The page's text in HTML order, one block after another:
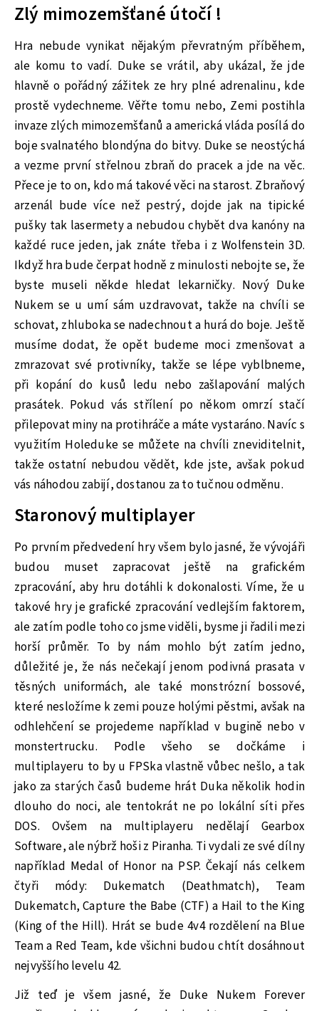
Zlý mimozemšťané útočí !
Hra nebude vynikat nějakým převratným příběhem,
ale komu to vadí. Duke se vrátil, aby ukázal, že jde
hlavně o pořádný zážitek ze hry plné adrenalinu, kde
prostě vydechneme. Věřte tomu nebo, Zemi postihla
invaze zlých mimozemšťanů a americká vláda posílá do
boje svalnatého blondýna do bitvy. Duke se neostýchá
a vezme první střelnou zbraň do pracek a jde na věc.
Přece je to on, kdo má takové věci na starost. Zbraňový
arzenál bude více než pestrý, dojde jak na tipické
pušky tak lasermety a nebudou chybět dva kanóny na
každé ruce jeden, jak znáte třeba i z Wolfenstein 3D.
Ikdyž hra bude čerpat hodně z minulosti nebojte se, že
byste museli někde hledat lekarničky. Nový Duke
Nukem se u umí sám uzdravovat, takže na chvíli se
schovat, zhluboka se nadechnout a hurá do boje. Ještě
musíme dodat, že opět budeme moci zmenšovat a
zmrazovat své protivníky, takže se lépe vyblbneme,
při kopání do kusů ledu nebo zašlapování malých
prasátek. Pokud vás střílení po někom omrzí stačí
přilepovat miny na protihráče a máte vystaráno. Navíc s
využitím Holeduke se můžete na chvíli zneviditelnit,
takže ostatní nebudou vědět, kde jste, avšak pokud
vás náhodou zabijí, dostanou za to tučnou odměnu.
Staronový multiplayer
Po prvním předvedení hry všem bylo jasné, že vývojáři
budou muset zapracovat ještě na grafickém
zpracování, aby hru dotáhli k dokonalosti. Víme, že u
takové hry je grafické zpracování vedlejším faktorem,
ale zatím podle toho co jsme viděli, bysme ji řadili mezi
horší průměr. To by nám mohlo být zatím jedno,
důležité je, že nás nečekají jenom podivná prasata v
těsných uniformách, ale také monstrózní bossové,
které nesložíme k zemi pouze holými pěstmi, avšak na
odhlehčení se projedeme například v bugině nebo v
monstertrucku. Podle všeho se dočkáme i
multiplayeru to by u FPSka vlastně vůbec nešlo, a tak
jako za starých časů budeme hrát Duka několik hodin
dlouho do noci, ale tentokrát ne po lokální síti přes
DOS. Ovšem na multiplayeru nedělají Gearbox
Software, ale nýbrž hoši z Piranha. Ti vydali ze své dílny
například Medal of Honor na PSP. Čekají nás celkem
čtyři módy: Dukematch (Deathmatch), Team
Dukematch, Capture the Babe (CTF) a Hail to the King
(King of the Hill). Hrát se bude 4v4 rozdělení na Blue
Team a Red Team, kde všichni budou chtít dosáhnout
nejvyššího levelu 42.
Již teď je všem jasné, že Duke Nukem Forever